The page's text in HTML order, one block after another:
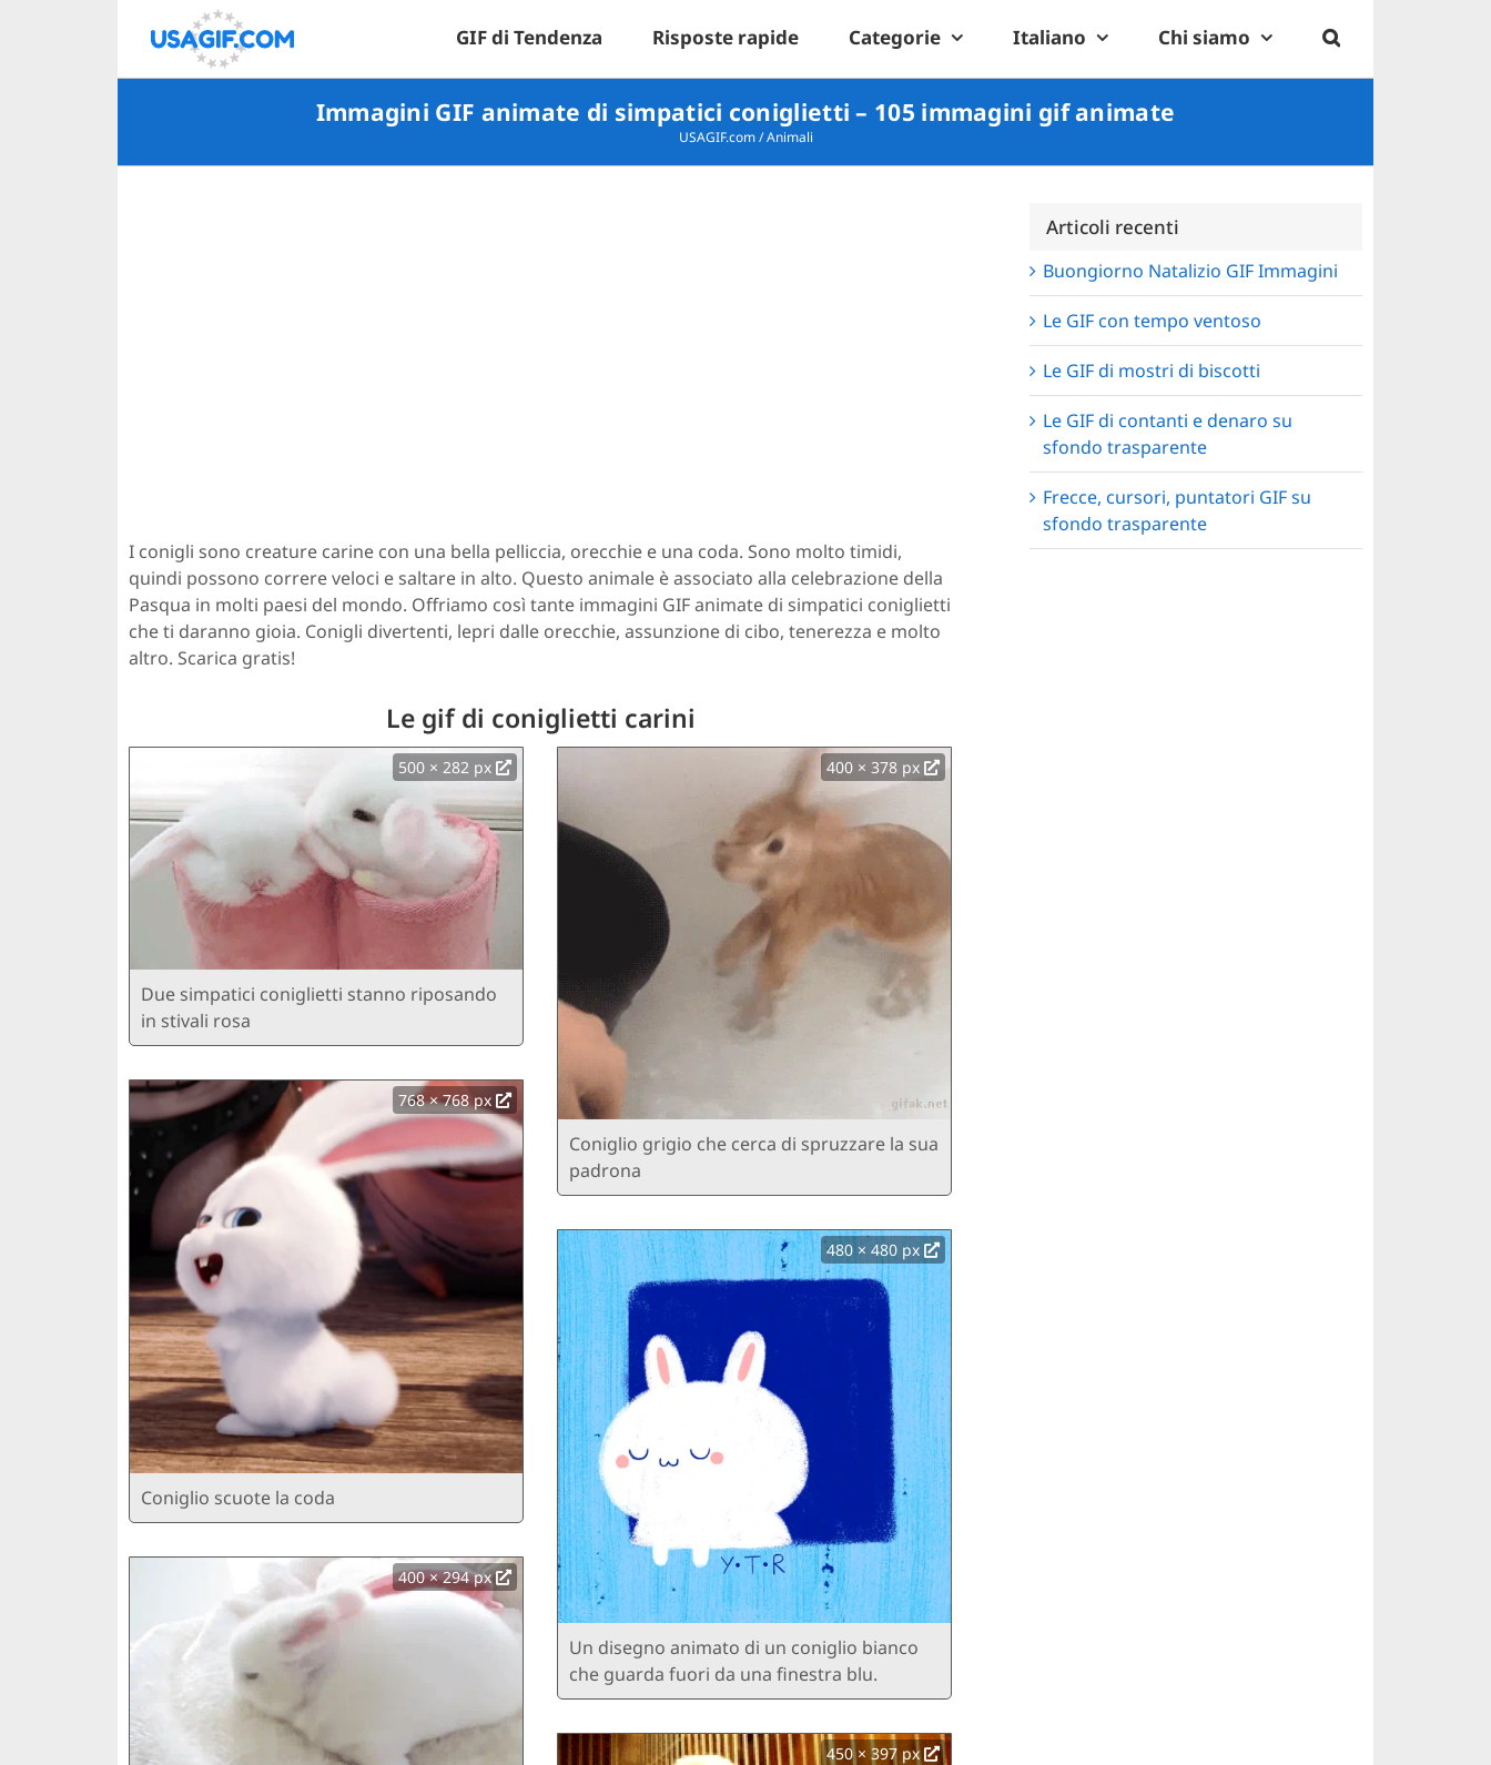
GIF di Tendenza Risposte rapide Categorie Italiano Chi siamo
Immagini GIF animate di simpatici coniglietti – 105 immagini gif animate
USAGIF.com/Animali
I conigli sono creature carine con una bella pelliccia, orecchie e una coda. Sono molto timidi,
quindi possono correre veloci e saltare in alto. Questo animale è associato alla celebrazione della
Pasqua in molti paesi del mondo. Offriamo così tante immagini GIF animate di simpatici coniglietti
che ti daranno gioia. Conigli divertenti, lepri dalle orecchie, assunzione di cibo, tenerezza e molto
altro. Scarica gratis!
Le gif di coniglietti carini
500 × 282 px
Due simpatici coniglietti stanno riposando
in stivali rosa
768 × 768 px
Coniglio scuote la coda
400 × 294 px
400 × 378 px
Coniglio grigio che cerca di spruzzare la sua
padrona
480 × 480 px
Un disegno animato di un coniglio bianco
che guarda fuori da una finestra blu.
450 × 397 px
Articoli recenti
Buongiorno Natalizio GIF Immagini
Le GIF con tempo ventoso
Le GIF di mostri di biscotti
Le GIF di contanti e denaro su
sfondo trasparente
Frecce, cursori, puntatori GIF su
sfondo trasparente